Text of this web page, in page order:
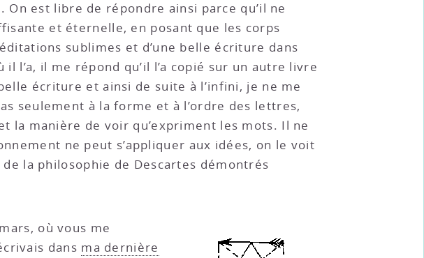
est libre de répondre ainsi parce qu’il ne
et éternelle, en posant que les corps
sublimes et d’une belle écriture dans
l’a, il me répond qu’il l’a copié sur un autre livre
écriture et ainsi de suite à l’infini, je ne me
seulement à la forme et à l’ordre des lettres,
la manière de voir qu’expriment les mots. Il ne
ne peut s’appliquer aux idées, on le voit
la philosophie de Descartes démontrés
où vous me
dans ma dernière